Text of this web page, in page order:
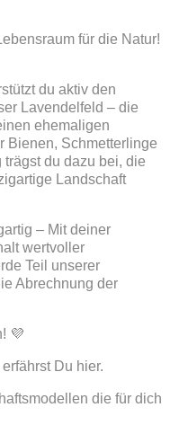
für die Natur!
du aktiv den
Lavendelfeld – die
ehemaligen
Bienen, Schmetterlinge
du dazu bei, die
Landschaft
– Mit deiner
wertvoller
Teil unserer
Abrechnung der
💜
Du hier.
die für dich